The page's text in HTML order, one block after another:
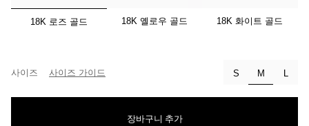
선택됨
18K 로즈 골드 18K 옐로우 골드 18K 화이트 골드
사이즈 사이즈 가이드 S M선택됨L
장바구니 추가